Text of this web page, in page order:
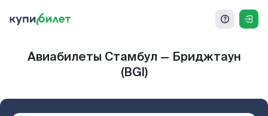
Авиабилеты Стамбул — Бриджтаун
(BGI)